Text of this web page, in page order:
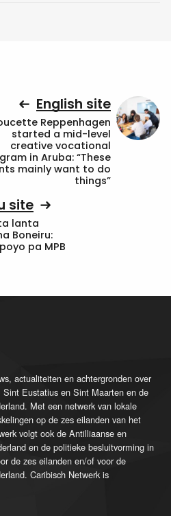
English site
Reppenhagen
started a mid-level
creative vocational
in Aruba: “These
mainly want to do
things”
site
lanta
Boneiru:
pa MPB
actualiteiten en achtergronden over
Eustatius en Sint Maarten en de
Met een netwerk van lokale
op de zes eilanden van het
volgt ook de Antilliaanse en
en de politieke besluitvorming in
de zes eilanden en/of voor de
Caribisch Netwerk is